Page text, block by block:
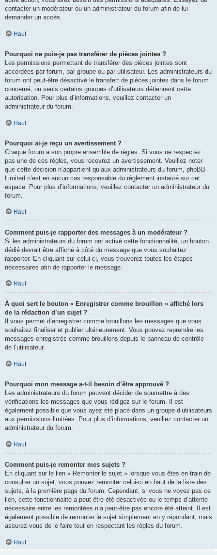
contacter un modérateur ou un administrateur du forum afin de lui
demander un accès.
Haut
Pourquoi ne puis-je pas transférer de pièces jointes ?
Les permissions permettant de transférer des pièces jointes sont
accordées par forum, par groupe ou par utilisateur. Les administrateurs du
forum ont peut-être désactivé le transfert de pièces jointes dans le forum
concerné, ou seuls certains groupes d’utilisateurs détiennent cette
autorisation. Pour plus d’informations, veuillez contacter un
administrateur du forum.
Haut
Pourquoi ai-je reçu un avertissement ?
Chaque forum a son propre ensemble de règles. Si vous ne respectez
pas une de ces règles, vous recevrez un avertissement. Veuillez noter
que cette décision n’appartient qu’aux administrateurs du forum, phpBB
Limited n’est en aucun cas responsable du règlement instauré sur cet
espace. Pour plus d’informations, veuillez contacter un administrateur du
forum.
Haut
Comment puis-je rapporter des messages à un modérateur ?
Si les administrateurs du forum ont activé cette fonctionnalité, un bouton
dédié devrait être affiché à côté du message que vous souhaitez
rapporter. En cliquant sur celui-ci, vous trouverez toutes les étapes
nécessaires afin de rapporter le message.
Haut
À quoi sert le bouton « Enregistrer comme brouillon » affiché lors
de la rédaction d’un sujet ?
Il vous permet d’enregistrer comme brouillons les messages que vous
souhaitez finaliser et publier ultérieurement. Vous pouvez reprendre les
messages enregistrés comme brouillons depuis le panneau de contrôle
de l’utilisateur.
Haut
Pourquoi mon message a-t-il besoin d’être approuvé ?
Les administrateurs du forum peuvent décider de soumettre à des
vérifications les messages que vous rédigez sur le forum. Il est
également possible que vous ayez été placé dans un groupe d’utilisateurs
aux permissions limitées. Pour plus d’informations, veuillez contacter un
administrateur du forum.
Haut
Comment puis-je remonter mes sujets ?
En cliquant sur le lien « Remonter le sujet » lorsque vous êtes en train de
consulter un sujet, vous pouvez remonter celui-ci en haut de la liste des
sujets, à la première page du forum. Cependant, si vous ne voyez pas ce
lien, cette fonctionnalité a peut-être été désactivée ou le temps d’attente
nécessaire entre les remontées n’a peut-être pas encore été atteint. Il est
également possible de remonter le sujet simplement en y répondant, mais
assurez-vous de le faire tout en respectant les règles du forum.
Haut